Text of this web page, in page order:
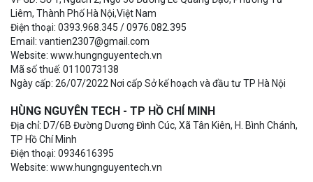
Liêm, Thành Phố Hà Nội,Việt Nam
Điện thoại: 0393.968.345 / 0976.082.395
Email: vantien2307@gmail.com
Website: www.hungnguyentech.vn
Mã số thuế: 0110073138
Ngày cấp: 26/07/2022 Nơi cấp Sở kế hoạch và đầu tư TP Hà Nội
HÙNG NGUYÊN TECH - TP HỒ CHÍ MINH
Địa chỉ: D7/6B Đường Dương Đình Cúc, Xã Tân Kiên, H. Bình Chánh,
TP Hồ Chí Minh
Điện thoại: 0934616395
Website: www.hungnguyentech.vn